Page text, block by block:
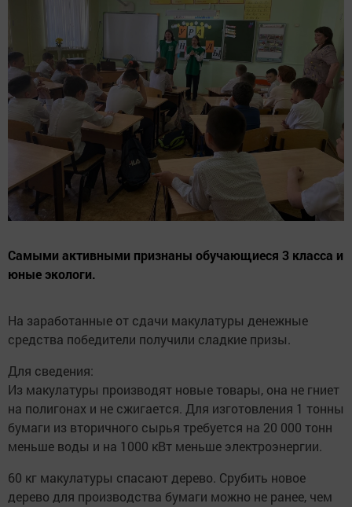
Самыми активными признаны обучающиеся 3 класса и
юные экологи.
На заработанные от сдачи макулатуры денежные
средства победители получили сладкие призы.
Для сведения:
Из макулатуры производят новые товары, она не гниет
на полигонах и не сжигается. Для изготовления 1 тонны
бумаги из вторичного сырья требуется на 20 000 тонн
меньше воды и на 1000 кВт меньше электроэнергии.
60 кг макулатуры спасают дерево. Срубить новое
дерево для производства бумаги можно не ранее, чем